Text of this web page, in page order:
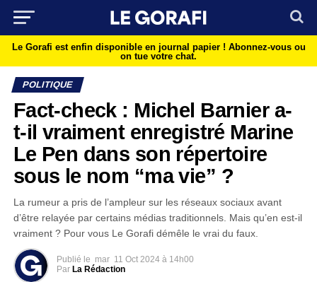
Le Gorafi est enfin disponible en journal papier ! Abonnez-vous ou
on tue votre chat.
POLITIQUE
Fact-check : Michel Barnier a-
t-il vraiment enregistré Marine
Le Pen dans son répertoire
sous le nom “ma vie” ?
La rumeur a pris de l’ampleur sur les réseaux sociaux avant
d’être relayée par certains médias traditionnels. Mais qu’en est-il
vraiment ? Pour vous Le Gorafi démêle le vrai du faux.
Publié le mar 11 Oct 2024 à 14h00
Par La Rédaction